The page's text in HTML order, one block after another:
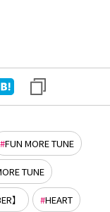
FUN MORE TUNE
TUNE
】 HEART